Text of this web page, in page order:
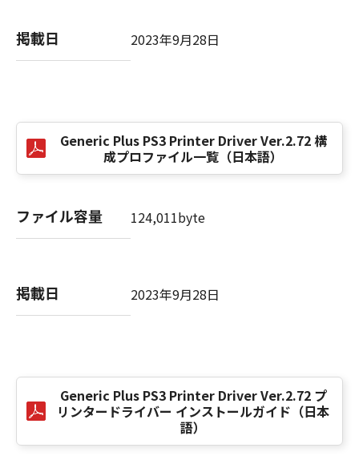
９．U.S. GOVERNMENT RESTRICTED RIGHTS
NOTICE
府エンドユーザーである場合、以下の規定が適
用されます：The SOFTWARE is a "commercial
item," as that term is defined at 48 C.F.R.
computer software documentation," as such
terms are used in 48 C.F.R. 12.212 (Sept 1995).
all U.S. Government End Users shall acquire
the SOFTWARE with only those rights set
Tokyo 146-8501, Japan.
本条項中で使用される"the SOFTWARE"とは、
本契約書中で定義される「本ソフトウェア」を
意味し、指し示すものとします。
掲載日 2023年9月28日
Generic Plus PS3 Printer Driver Ver.2.72 構
成プロファイル一覧（日本語）
ファイル容量 124,011byte
掲載日 2023年9月28日
Generic Plus PS3 Printer Driver Ver.2.72 プ
リンタードライバー インストールガイド（日本
語）